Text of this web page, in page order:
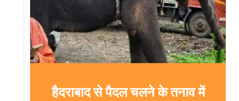
हैदराबाद से पैदल चलने के तनाव में